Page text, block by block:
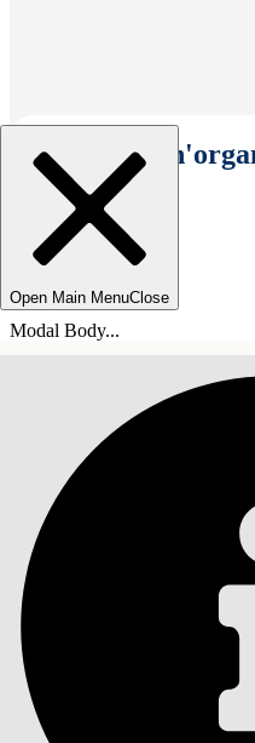
Seleziona
Open Main MenuClose
Modal Body...
SOMMARIO